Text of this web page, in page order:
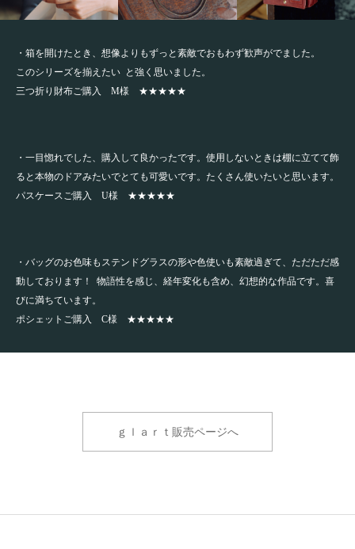
・箱を開けたとき、想像よりもずっと素敵でおもわず歓声がでました。
このシリーズを揃えたい と強く思いました。
三つ折り財布ご購入 M様 ★★★★★
・一目惚れでした、購入して良かったです。使用しないときは棚に立てて飾
ると本物のドアみたいでとても可愛いです。たくさん使いたいと思います。
パスケースご購入 U様 ★★★★★
・バッグのお色味もステンドグラスの形や色使いも素敵過ぎて、ただただ感
動しております！ 物語性を感じ、経年変化も含め、幻想的な作品です。喜
びに満ちています。
ポシェットご購入 C様 ★★★★★
ｇｌａｒｔ販売ページへ